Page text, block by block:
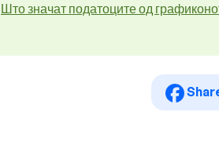
Што значат податоците од